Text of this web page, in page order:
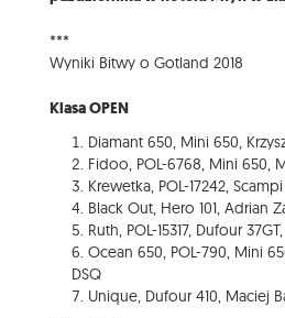
***
Wyniki Bitwy o Gotland 2018
Klasa OPEN
Diamant 650, Mini 650,
Fidoo, POL-6768, Mini 650,
Krewetka, POL-17242,
Black Out, Hero 101, Adrian
Ruth, POL-15317, Dufour
Ocean 650, POL-790, Mini
DSQ
Unique, Dufour 410, Maciej